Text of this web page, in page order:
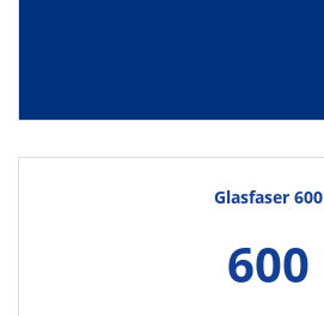
Glasfaser 600
600